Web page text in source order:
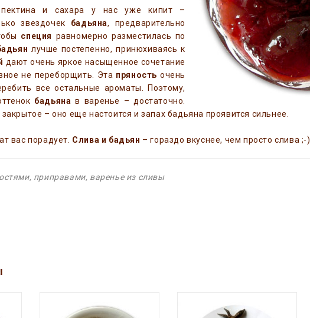
и сахара у нас уже кипит –
звездочек бадьяна, предварительно
специя равномерно разместилась по
лучше постепенно, принюхиваясь к
дают очень яркое насыщенное сочетание
не переборщить. Эта пряность очень
все остальные ароматы. Поэтому,
бадьяна в варенье – достаточно.
закрытое – оно еще настоится и запах бадьяна проявится сильнее.
вас порадует. Слива и бадьян – гораздо вкуснее, чем просто слива ;-)
приправами, варенье из сливы